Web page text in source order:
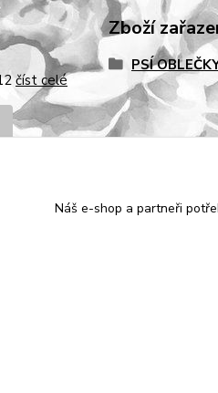
číst celé
Zboží
PSÍ
Náš e-shop a partneři